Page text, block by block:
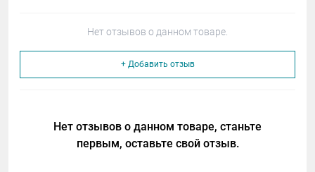
Нет отзывов о данном товаре.
+ Добавить отзыв
Нет отзывов о данном товаре, станьте
первым, оставьте свой отзыв.